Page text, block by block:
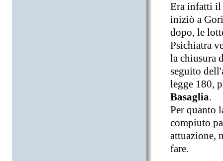
Era infatti il
iniziò a
dopo, le
Psichiatra
la chiusura
seguito
legge 180,
Basaglia.
Per quanto
compiuto
attuazione,
fare.